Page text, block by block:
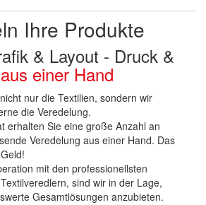
Ihre Produkte
& Layout - Druck &
einer Hand
nur die Textilien, sondern wir
die Veredelung.
erhalten Sie eine große Anzahl an
Veredelung aus einer Hand. Das
mit den professionellsten
sind wir in der Lage,
Gesamtlösungen anzubieten.